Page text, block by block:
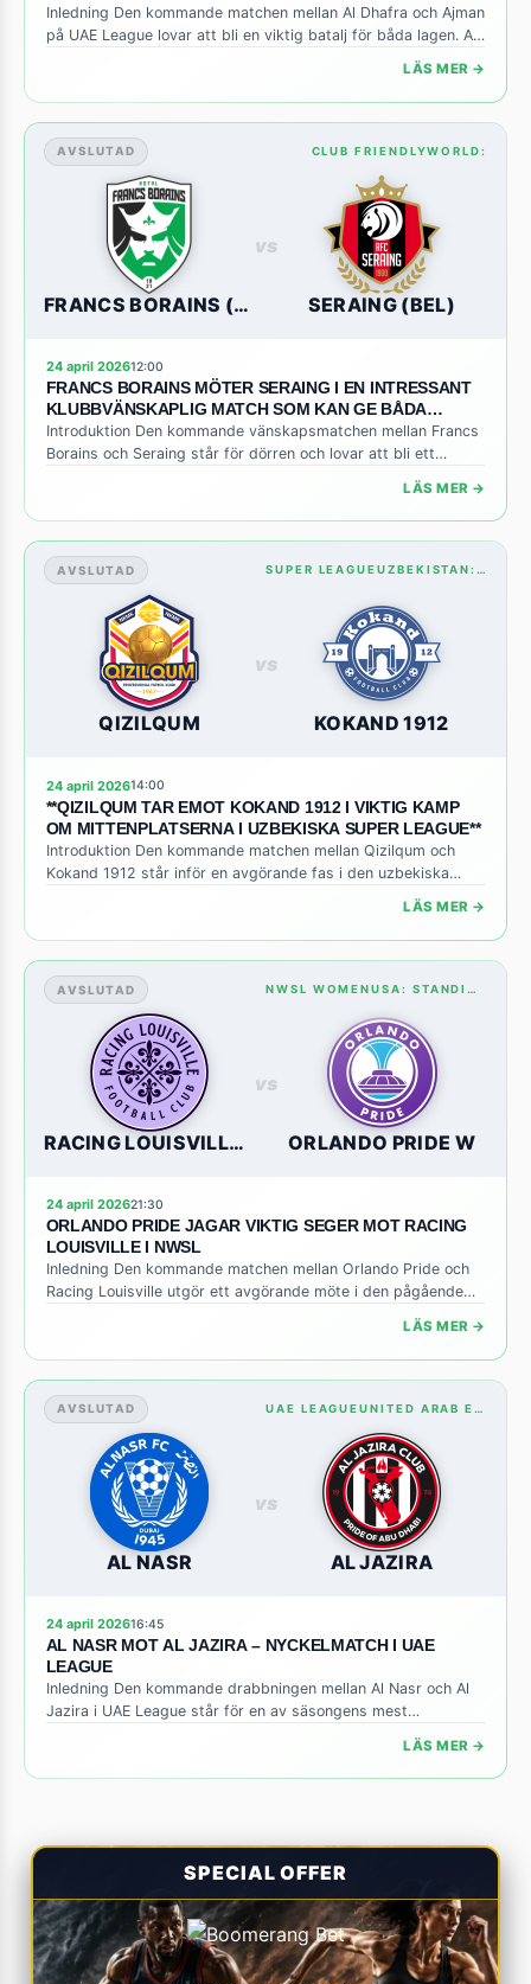
Inledning Den kommande matchen mellan Al Dhafra och Ajman
på UAE League lovar att bli en viktig batalj för båda lagen. Al
Dhafra kämpar för att säkra en plats i den övre halvan av
tabellen, medan Ajman söker efter poäng för att undvika
nedflyttningszonen. Med endast några omgångar kvar kan
varje poäng vara avgörande för […]
LÄS MER →
AVSLUTAD CLUB FRIENDLYWORLD:
FRANCS BORAINS (BEL)
vs
SERAING (BEL)
24 april 202612:00
FRANCS BORAINS MÖTER SERAING I EN INTRESSANT
KLUBBVÄNSKAPLIG MATCH SOM KAN GE BÅDA
LAGEN VÄRDEFULL MATCHTRÄNING INFÖR
SÄSONGENS AVGÖRANDE FASER
Introduktion Den kommande vänskapsmatchen mellan Francs
Borains och Seraing står för dörren och lovar att bli ett
spännande möte mellan två belgiska klubbar med olika
ambitionsnivåer. Francs Borains, som håller till i den tredje
divisionen, får chansen att mäta sig mot ett Seraing som
vanligtvis konkurrerar i den näst högsta serien. Även om
matchen inte […]
LÄS MER →
AVSLUTAD SUPER LEAGUEUZBEKISTAN: STANDINGS
QIZILQUM
vs
KOKAND 1912
24 april 202614:00
**QIZILQUM TAR EMOT KOKAND 1912 I VIKTIG KAMP
OM MITTENPLATSERNA I UZBEKISKA SUPER LEAGUE**
Introduktion Den kommande matchen mellan Qizilqum och
Kokand 1912 står inför en avgörande fas i den uzbekiska
Super League där båda lagen kämpade för att säkra en plats
tredjedel blir varje poäng avgörande, och ett bra resultat här
kan ge självförtroende inför de […]
LÄS MER →
AVSLUTAD NWSL WOMENUSA: STANDINGS
RACING LOUISVILLE W
vs
ORLANDO PRIDE W
24 april 202621:30
ORLANDO PRIDE JAGAR VIKTIG SEGER MOT RACING
LOUISVILLE I NWSL
Inledning Den kommande matchen mellan Orlando Pride och
Racing Louisville utgör ett avgörande möte i den pågående
NWSL‑säsongen. Båda lagen befinner sig i mitten av tabellen
där varje poäng kan påverka möjligheterna att nå slutspel.
Orlando Pride kommer med ett starkt självförtroende efter
några bra resultat på bortaplan, medan Racing Louisville
söker att stärka sin […]
LÄS MER →
AVSLUTAD UAE LEAGUEUNITED ARAB EMIRATES: STANDINGS
AL NASR
vs
AL JAZIRA
24 april 202616:45
AL NASR MOT AL JAZIRA – NYCKELMATCH I UAE
LEAGUE
Inledning Den kommande drabbningen mellan Al Nasr och Al
Jazira i UAE League står för en av säsongens mest
intressanta möten. Båda lagen kämpade för att stärka sina
positioner i tabellen inför den avgörande fasen av ligan, och
poängen som står på spel kan bli avgörande för både
LÄS MER →
SPECIAL OFFER